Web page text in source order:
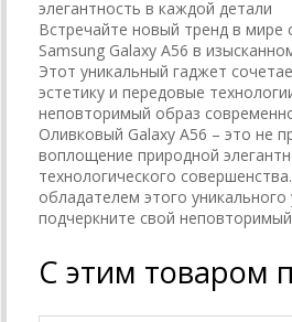
элегантность в каждой детали
Встречайте новый тренд в мире
Samsung Galaxy A56 в
Этот уникальный гаджет
эстетику и передовые
неповторимый образ
Оливковый Galaxy A56 – это не
воплощение природной
технологического
обладателем этого уникального
подчеркните свой
С этим товаром